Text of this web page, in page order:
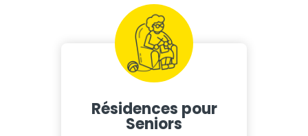
Résidences pour
Seniors